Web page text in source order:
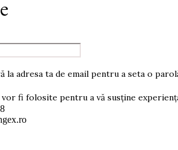
la adresa ta de email pentru a seta o
fi folosite pentru a vă susține